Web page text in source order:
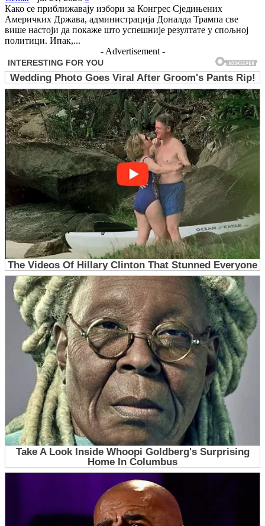
Како се приближавају избори за Конгрес Сједињених
Америчких Држава, администрација Доналда Трампа све
више настоји да покаже што успешније резултате у спољној
политици. Ипак,...
- Advertisement -